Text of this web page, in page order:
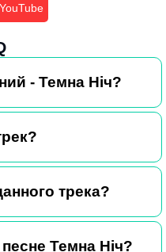
- Темна Ніч?
трека?
Темна Ніч?